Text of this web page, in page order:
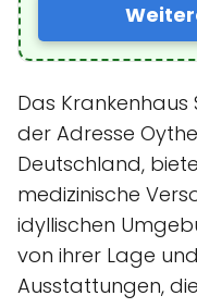
Das Krankenhaus
der Adresse
Deutschland,
medizinische
idyllischen
von ihrer Lage
Ausstattungen,